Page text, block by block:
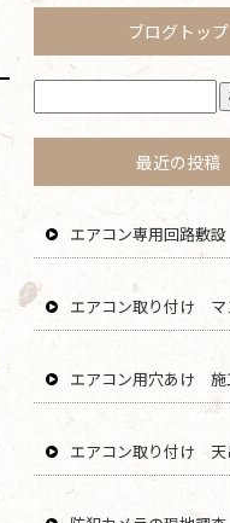
ブログトップ
最近の投稿